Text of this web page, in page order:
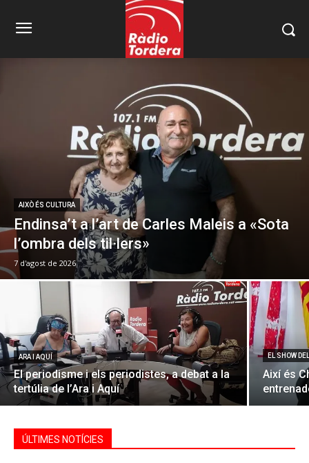
AIXÒ ÉS CULTURA
Endinsa’t a l’art de Carles Maleis a «Sota
l’ombra dels til·lers»
7 d'agost de 2026
ARA I AQUÍ
El periodisme i els periodistes, a debat a la
tertúlia de l’Ara i Aquí
EL SHOW
Així és
ÚLTIMES NOTÍCIES